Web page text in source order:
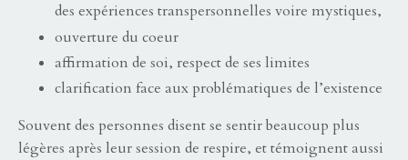
des expériences transpersonnelles voire mystiques,
ouverture du coeur
affirmation de soi, respect de ses limites
clarification face aux problématiques de l’existence
Souvent des personnes disent se sentir beaucoup plus
légères après leur session de respire, et témoignent aussi